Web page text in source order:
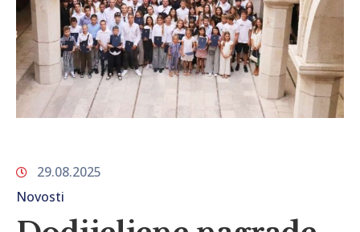
KONTAKT
29.08.2025
Novosti